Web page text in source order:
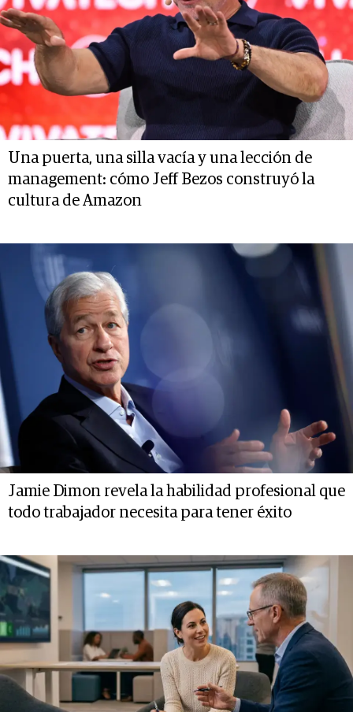
Una puerta, una silla vacía y una lección de
management: cómo Jeff Bezos construyó la
cultura de Amazon
Jamie Dimon revela la habilidad profesional que
todo trabajador necesita para tener éxito